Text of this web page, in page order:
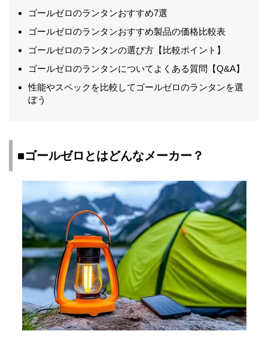
ゴールゼロのランタンおすすめ7選
ゴールゼロのランタンおすすめ製品の価格比較表
ゴールゼロのランタンの選び方【比較ポイント】
ゴールゼロのランタンについてよくある質問【Q&A】
性能やスペックを比較してゴールゼロのランタンを選
ぼう
■ゴールゼロとはどんなメーカー？